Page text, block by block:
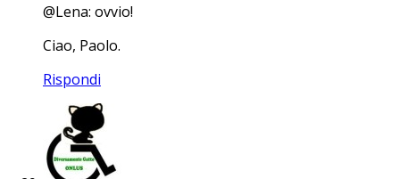
@Lena: ovvio!
Ciao, Paolo.
Rispondi